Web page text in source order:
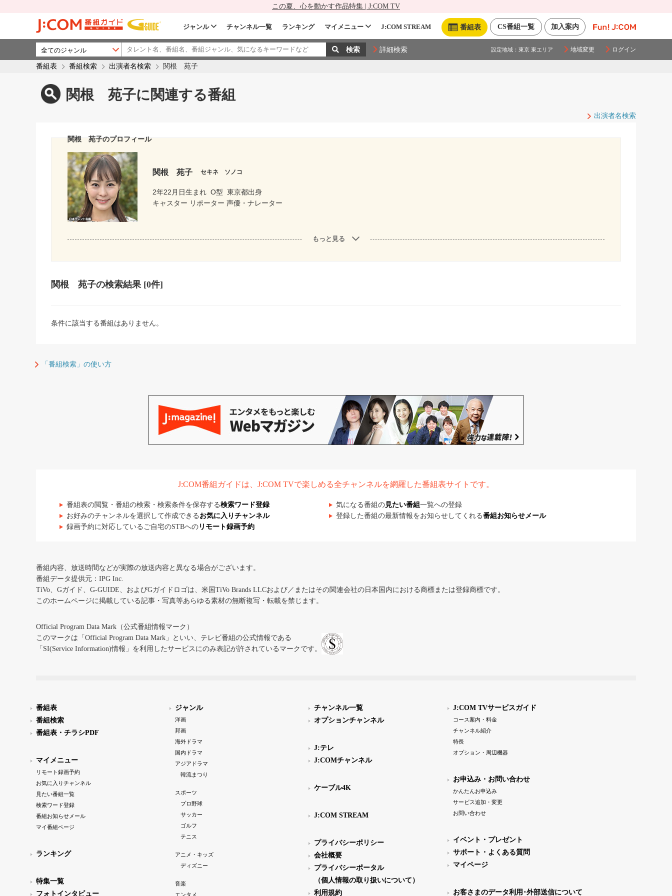
この夏、心を動かす作品特集 | J:COM TV
加入案内
CS番組一覧
番組表
ジャンル チャンネル一覧 ランキング マイメニュー J:COM STREAM
詳細検索 設定地域： 東京 東エリア 地域変更 ログイン
番組表 番組検索 出演者名検索 関根 苑子
関根 苑子に関連する番組
出演者名検索
関根 苑子のプロフィール
関根 苑子 セキネ ソノコ
2年22月日生まれ O型 東京都出身
キャスター リポーター 声優・ナレーター
もっと見る
関根 苑子の検索結果 [0件]
条件に該当する番組はありません。
「番組検索」の使い方
J:COM番組ガイドは、J:COM TVで楽しめる全チャンネルを網羅した番組表サイトです。
番組表の閲覧・番組の検索・検索条件を保存する検索ワード登録 気になる番組の見たい番組 一覧への登録
お好みのチャンネルを選択して作成できる お気に入りチャンネル 登録した番組の最新情報をお知らせしてくれる番組お知らせメール
録画予約に対応しているご自宅のSTBへの リモート録画予約
番組内容、放送時間などが実際の放送内容と異なる場合がございます。
番組データ提供元：IPG Inc.
TiVo、Gガイド、G-GUIDE、およびGガイドロゴは、米国TiVo Brands LLCおよび／またはその関連会社の日本国内における商標または登録商標です。
このホームページに掲載している記事・写真等あらゆる素材の無断複写・転載を禁じます。
Official Program Data Mark（公式番組情報マーク）
このマークは「Official Program Data Mark」といい、テレビ番組の公式情報である
「SI(Service Information)情報」を利用したサービスにのみ表記が許されているマークです。
番組表
番組検索
番組表・チラシPDF
マイメニュー
リモート録画予約
お気に入りチャンネル
見たい番組一覧
検索ワード登録
番組お知らせメール
マイ番組ページ
ランキング
特集一覧
フォトインタビュー
ジャンル
洋画
邦画
海外ドラマ
国内ドラマ
アジアドラマ
韓流まつり
スポーツ
プロ野球
サッカー
ゴルフ
テニス
アニメ・キッズ
ディズニー
音楽
エンタメ
チャンネル一覧
オプションチャンネル
J:テレ
J:COMチャンネル
ケーブル4K
J:COM STREAM
プライバシーポリシー
会社概要
プライバシーポータル
（個人情報の取り扱いについて）
利用規約
J:COM TVサービスガイド
コース案内・料金
チャンネル紹介
特長
オプション・周辺機器
お申込み・お問い合わせ
かんたんお申込み
サービス追加・変更
お問い合わせ
イベント・プレゼント
サポート・よくある質問
マイページ
お客さまのデータ利用･外部送信について